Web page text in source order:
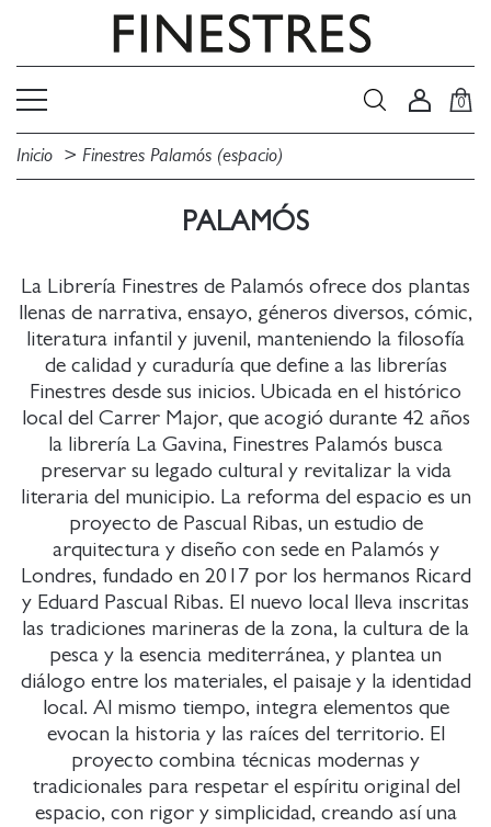
0
Inicio Finestres Palamós (espacio)
PALAMÓS
La Librería Finestres de Palamós ofrece dos plantas
llenas de narrativa, ensayo, géneros diversos, cómic,
literatura infantil y juvenil, manteniendo la filosofía
de calidad y curaduría que define a las librerías
Finestres desde sus inicios. Ubicada en el histórico
local del Carrer Major, que acogió durante 42 años
la librería La Gavina, Finestres Palamós busca
preservar su legado cultural y revitalizar la vida
literaria del municipio. La reforma del espacio es un
proyecto de Pascual Ribas, un estudio de
arquitectura y diseño con sede en Palamós y
Londres, fundado en 2017 por los hermanos Ricard
y Eduard Pascual Ribas. El nuevo local lleva inscritas
las tradiciones marineras de la zona, la cultura de la
pesca y la esencia mediterránea, y plantea un
diálogo entre los materiales, el paisaje y la identidad
local. Al mismo tiempo, integra elementos que
evocan la historia y las raíces del territorio. El
proyecto combina técnicas modernas y
tradicionales para respetar el espíritu original del
espacio, con rigor y simplicidad, creando así una